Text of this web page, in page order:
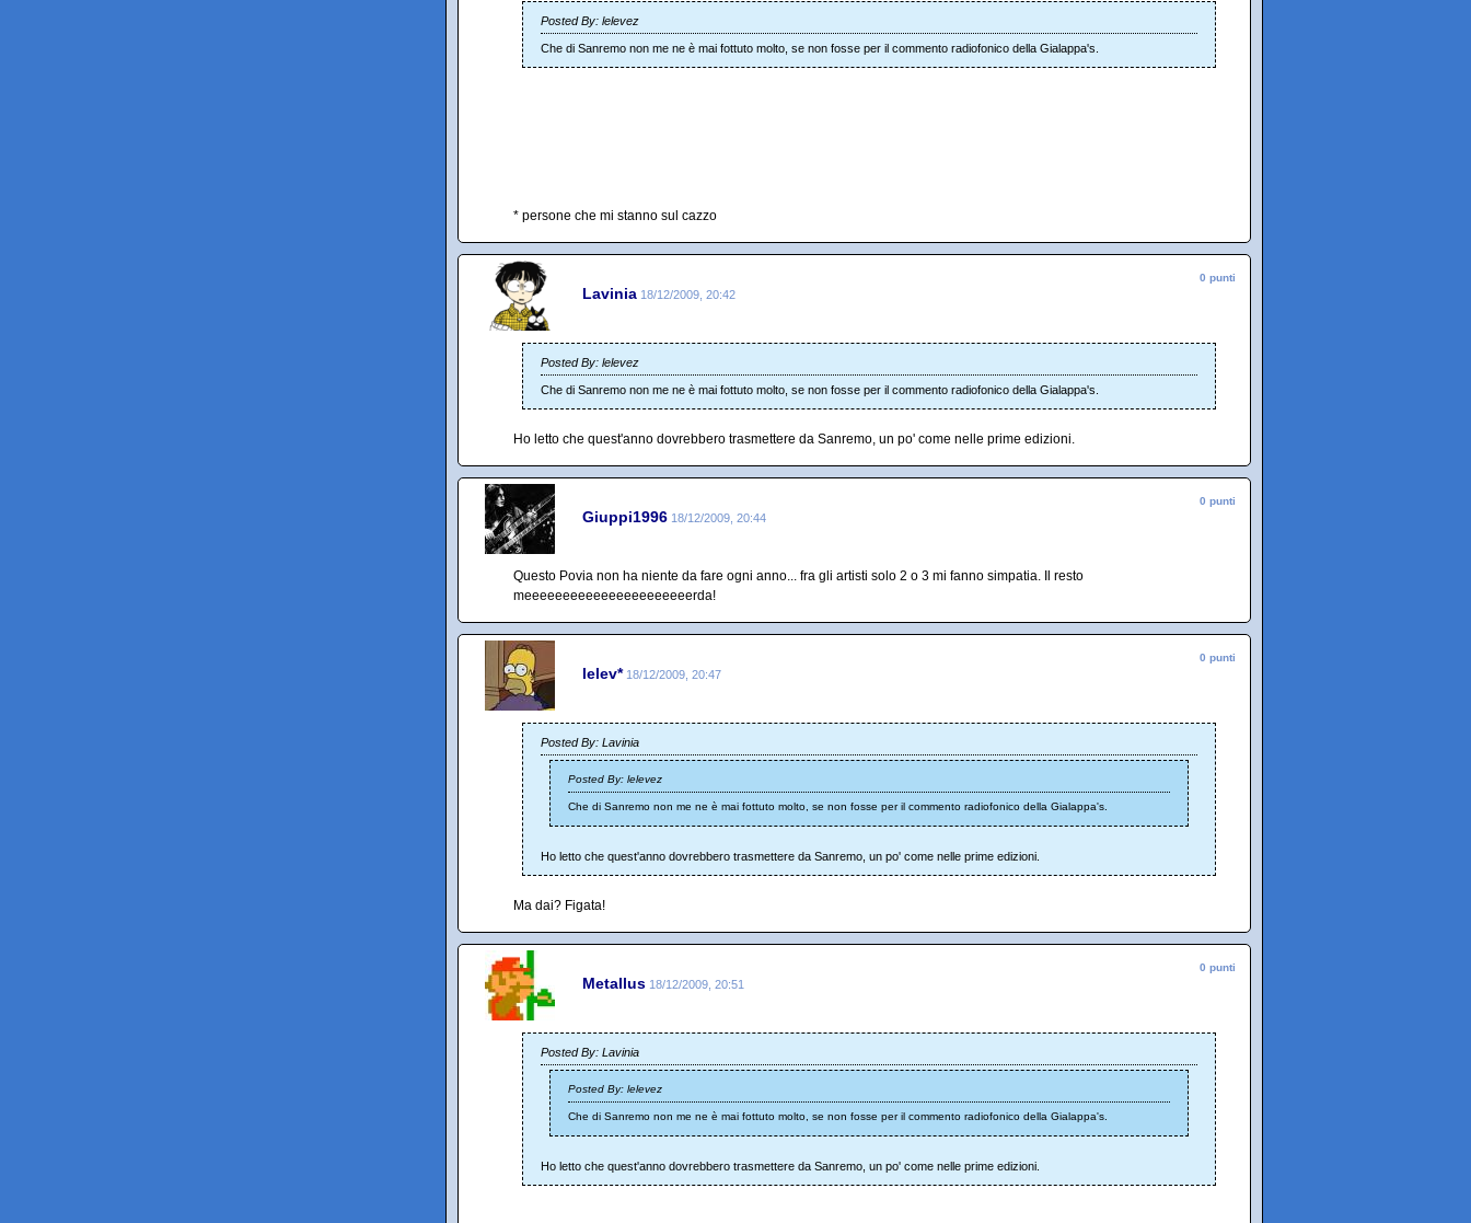
Posted By: lelevez
Che di Sanremo non me ne è mai fottuto molto, se non fosse per il commento radiofonico della Gialappa's.
* persone che mi stanno sul cazzo
Lavinia 18/12/2009, 20:42
0 punti
Posted By: lelevez
Che di Sanremo non me ne è mai fottuto molto, se non fosse per il commento radiofonico della Gialappa's.
Ho letto che quest'anno dovrebbero trasmettere da Sanremo, un po' come nelle prime edizioni.
Giuppi1996 18/12/2009, 20:44
0 punti
Questo Povia non ha niente da fare ogni anno... fra gli artisti solo 2 o 3 mi fanno simpatia. Il resto
meeeeeeeeeeeeeeeeeeeeeerda!
lelev* 18/12/2009, 20:47
0 punti
Posted By: Lavinia
Posted By: lelevez
Che di Sanremo non me ne è mai fottuto molto, se non fosse per il commento radiofonico della Gialappa's.
Ho letto che quest'anno dovrebbero trasmettere da Sanremo, un po' come nelle prime edizioni.
Ma dai? Figata!
Metallus 18/12/2009, 20:51
0 punti
Posted By: Lavinia
Posted By: lelevez
Che di Sanremo non me ne è mai fottuto molto, se non fosse per il commento radiofonico della Gialappa's.
Ho letto che quest'anno dovrebbero trasmettere da Sanremo, un po' come nelle prime edizioni.